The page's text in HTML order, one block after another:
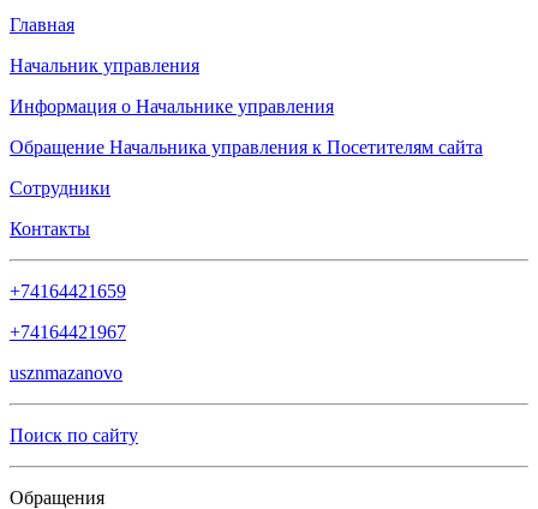
Главная
Начальник управления
Информация о Начальнике управления
Обращение Начальника управления к Посетителям сайта
Сотрудники
Контакты
+74164421659
+74164421967
usznmazanovo
Поиск по сайту
Обращения